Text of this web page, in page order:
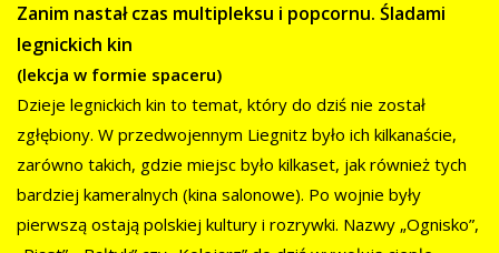
Zanim nastał czas multipleksu i popcornu. Śladami
legnickich kin
(lekcja w formie spaceru)
Dzieje legnickich kin to temat, który do dziś nie został
zgłębiony. W przedwojennym Liegnitz było ich kilkanaście,
zarówno takich, gdzie miejsc było kilkaset, jak również tych
bardziej kameralnych (kina salonowe). Po wojnie były
pierwszą ostają polskiej kultury i rozrywki. Nazwy „Ognisko”,